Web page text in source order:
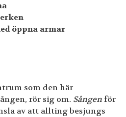
öppna armar
som den här
rör sig om. Sångenför
av att allting besjungs